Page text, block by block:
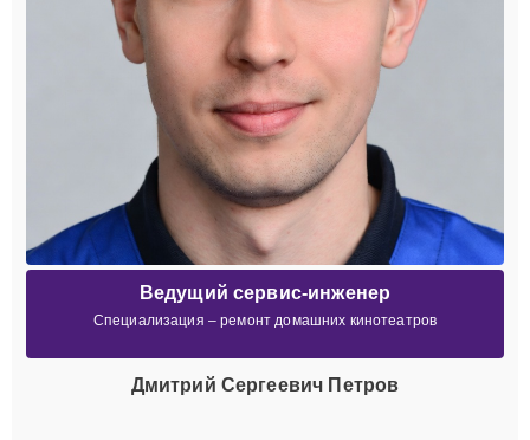
Ведущий сервис-инженер
Специализация – ремонт домашних кинотеатров
Дмитрий Сергеевич Петров